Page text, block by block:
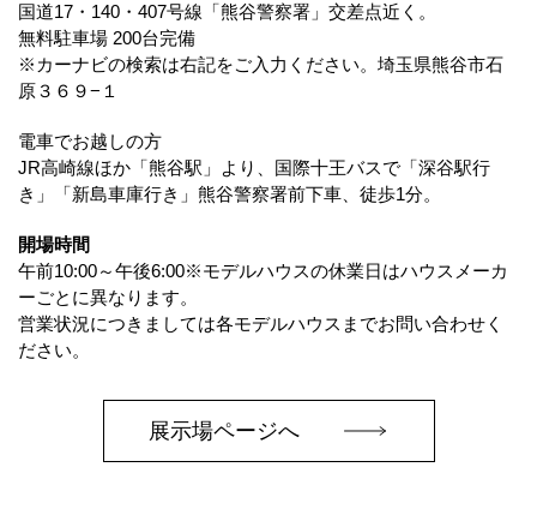
国道17・140・407号線「熊谷警察署」交差点近く。
無料駐車場 200台完備
※カーナビの検索は右記をご入力ください。埼玉県熊谷市石
原３６９−１
電車でお越しの方
JR高崎線ほか「熊谷駅」より、国際十王バスで「深谷駅行
き」「新島車庫行き」熊谷警察署前下車、徒歩1分。
開場時間
午前10:00～午後6:00※モデルハウスの休業日はハウスメーカ
ーごとに異なります。
営業状況につきましては各モデルハウスまでお問い合わせく
ださい。
展示場ページへ